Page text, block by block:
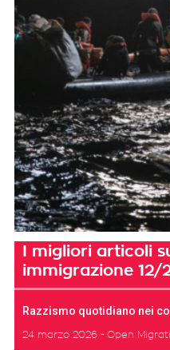
I migliori articoli
immigrazione 12/
Razzismo quotidiano nei
24 marzo 2026 Open